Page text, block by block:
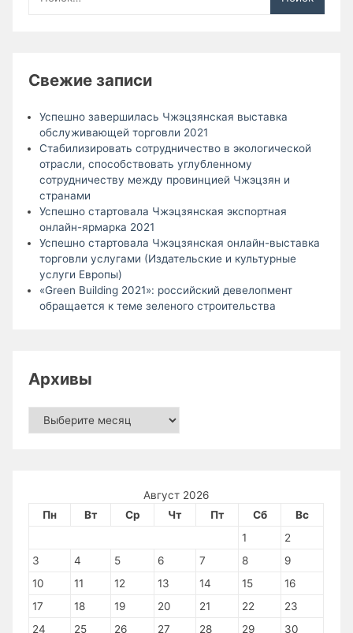
Свежие записи
Успешно завершилась Чжэцзянская выставка
обслуживающей торговли 2021
Стабилизировать сотрудничество в экологической
отрасли, способствовать углубленному
сотрудничеству между провинцией Чжэцзян и
странами
Успешно стартовала Чжэцзянская экспортная
онлайн-ярмарка 2021
Успешно стартовала Чжэцзянская онлайн-выставка
торговли услугами (Издательские и культурные
услуги Европы)
«Green Building 2021»: российский девелопмент
обращается к теме зеленого строительства
Архивы
Архивы
Август 2026
Пн
Вт Ср Чт Пт Сб
Вс
1
2
3
4 5 6 7 8
9
10
11 12 13 14 15
16
17
18 19 20 21 22
23
24
25 26 27 28 29 30